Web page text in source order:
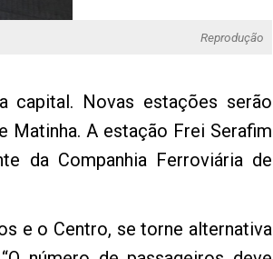
Reprodução
capital. Novas estações serão
Matinha. A estação Frei Serafim
da Companhia Ferroviária de
e o Centro, se torne alternativa